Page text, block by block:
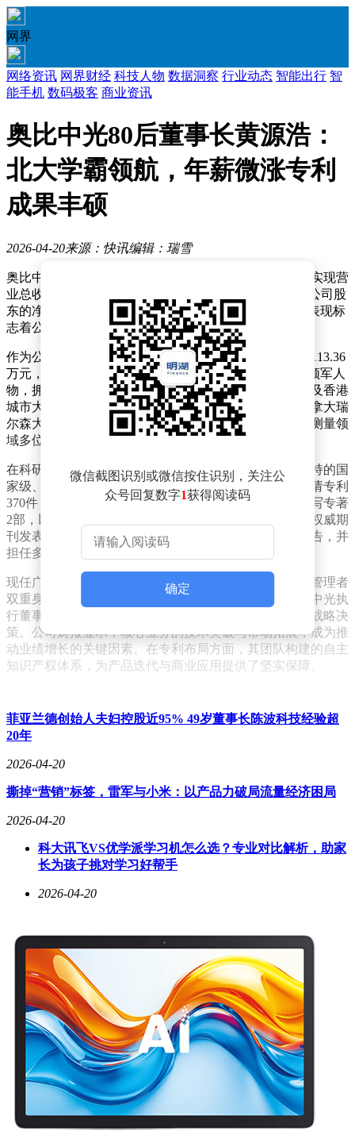
网界
网络资讯 网界财经 科技人物 数据洞察 行业动态 智能出行 智
能手机 数码极客 商业资讯
奥比中光80后董事长黄源浩：
北大学霸领航，年薪微涨专利
成果丰硕
2026-04-20来源：快讯编辑：瑞雪
奥比中光近日披露的年度业绩报告显示，公司在2025年实现营
业总收入9.41亿元，较上年同期增长66.66%；归属于母公司股
东的净利润达1.28亿元，成功实现扭亏为盈。这一业绩表现标
志着公司在核心业务领域取得突破性进展。
作为公司掌舵人，董事长兼总经理黄源浩2025年薪酬为113.36
万元，较2024年微增1.06万元。这位1980年出生的技术领军人
物，拥有北京大学学士学位、新加坡国立大学硕士学位及香港
城市大学博士学位，其学术履历涵盖香港理工大学、加拿大瑞
尔森大学等多所知名院校的博士后研究经历，师从光学测量领
域多位权威专家。
在科研创新领域，黄源浩带领团队取得丰硕成果。其主持的国
家级、省部级科研项目达10项，作为主要发明人累计申请专利
370件，其中203件已获授权。在学术发表方面，参与编写专著
2部，以第一作者或通讯作者身份在Optics Letters等国际权威期
刊发表论文20余篇，多次受邀在国际学术会议作主旨报告，并
担任多个国际学术期刊审稿人。
现任广东省珠江团队带头人的黄源浩，兼具学者与企业管理者
双重身份。其职业生涯始于学术研究，后转型担任奥比中光执
行董事、总经理等职务，目前全面主持公司技术研发与战略决
策。公司财报显示，核心业务的技术突破与市场拓展，成为推
动业绩增长的关键因素。在专利布局方面，其团队构建的自主
知识产权体系，为产品迭代与商业应用提供了坚实保障。
微信截图识别或微信按住识别，关注公
众号回复数字1获得阅读码
确定
菲亚兰德创始人夫妇控股近95% 49岁董事长陈波科技经验超
20年
2026-04-20
撕掉“营销”标签，雷军与小米：以产品力破局流量经济困局
2026-04-20
科大讯飞VS优学派学习机怎么选？专业对比解析，助家
长为孩子挑对学习好帮手
2026-04-20